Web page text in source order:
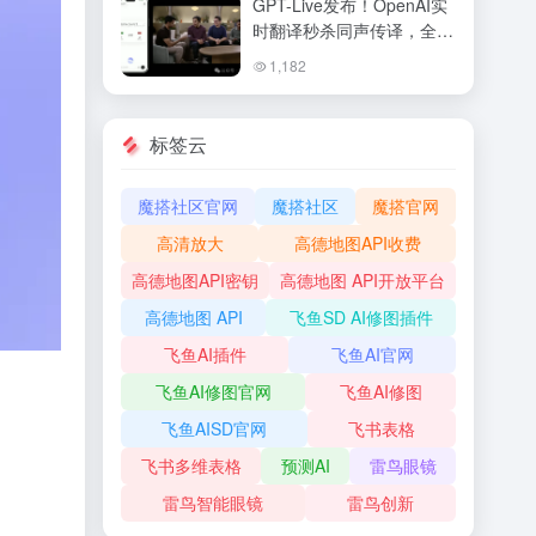
GPT-Live发布！OpenAI实
时翻译秒杀同声传译，全双
工语音交互让ChatGPT变
身真人
1,182
标签云
魔搭社区官网 魔搭社区
魔搭官网
高清放大
高德地图API收费
高德地图API密钥
高德地图 API开放平台
高德地图 API
飞鱼SD AI修图插件
飞鱼AI插件
飞鱼AI官网
飞鱼AI修图官网
飞鱼AI修图
飞鱼AISD官网
飞书表格
飞书多维表格
预测AI
雷鸟眼镜
雷鸟智能眼镜
雷鸟创新